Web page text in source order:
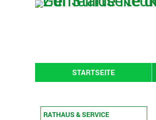
zur Navigationoderzur Startseite
STARTSEITE
RATHAUS & SERVICE